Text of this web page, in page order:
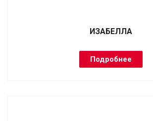
ИЗАБЕЛЛА
Подробнее